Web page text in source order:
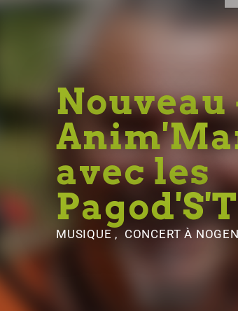
Nouveau
avec les
MUSIQUE , CONCERTÀ